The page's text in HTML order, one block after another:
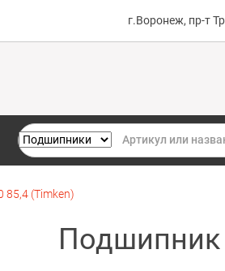
г.Воронеж, пр-т
85,4 (Timken)
Подшипник